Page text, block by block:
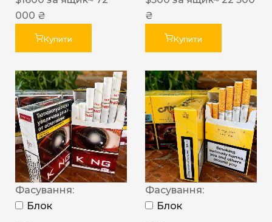
000 ₴
Купити
₴
Купити
Фасування:
Блок
Фасування:
Блок